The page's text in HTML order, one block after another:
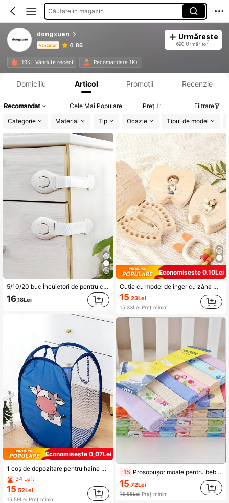
Căutare în magazin
dongxuan
Vânzător 4.85
Urmărește
690 Urmăritori
19K+ Vândute recent Recomandare 1K+
Informații despre produs: Divulgarea prețului, detalii privind vânzările și stocul.
Domiciliu Articol Promoții Recenzie
Recomandat Cele Mai Populare Preț
Filtrare
Categorie
Material Tip Ocazie Tipul de model
5/10/20 buc Încuietori de pentru copii, potrivite pentru sertare și dulapuri, ideale pentru petreceri pentru copii, decorațiuni interioare și cadouri, pot fi folosite pe dulapuri, sertare, frigidere, cu funcție anti-prindere, cadou excelent pentru nou-născuți
16,18Lei
Economisește 0,07Lei
1 coș de depozitare pentru haine murdare, pliabil, mare, potrivit pentru creșă și organizarea jucăriilor, potrivit pentru depozitarea hainelor și jucăriilor pentru nou-născuți, coș de rufe pliabil din plasă, respirabil, robust, economisește spațiu, potrivit pentru spălarea hainelor și depozitarea articolelor pentru bebeluși, portabil, coș de călătorie pliabil din plasă
34 Left
15,52Lei
15,59Lei Preț minim
Economisește 0,10Lei
Cutie cu model de înger cu zâna măseluțelor - Suport pentru dinți cadou pentru botez, ziua de naștere și nou-născut, funcțională, decorativă, cu litere, la modă, modernă, colorată, drăguță, casual, personalizabilă, personalizată, unică, potrivită pentru întoarcerea la școală pentru fiu sau fiică
15,23Lei
15,33Lei Preț minim
-1% Prosopușor moale pentru bebeluși, prosop de baie pentru bebeluși, șervețele umede pentru copii pentru baie și hrănire - culoarea prosopului este trimisă aleatoriu (Notă: unele modele nu sunt afișate în fotografii)
15,72Lei
15,88Lei Preț minim